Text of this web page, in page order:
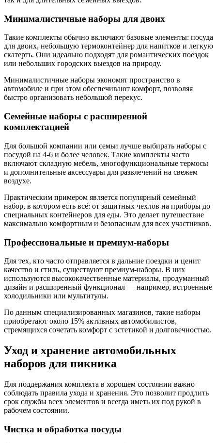
Минималистичные наборы для двоих
Такие комплекты обычно включают базовые элементы: посуда
для двоих, небольшую термоконтейнер для напитков и легкую
скатерть. Они идеально подходят для романтических поездок
или небольших городских выездов на природу.
Минималистичные наборы экономят пространство в
автомобиле и при этом обеспечивают комфорт, позволяя
быстро организовать небольшой перекус.
Семейные наборы с расширенной
комплектацией
Для большой компании или семьи лучше выбирать наборы с
посудой на 4-6 и более человек. Такие комплекты часто
включают складную мебель, многофункциональные термосы
и дополнительные аксессуары для развлечений на свежем
воздухе.
Практическим примером является популярный семейный
набор, в котором есть всё: от защитных чехлов на приборы до
специальных контейнеров для еды. Это делает путешествие
максимально комфортным и безопасным для всех участников.
Профессиональные и премиум-наборы
Для тех, кто часто отправляется в дальние поездки и ценит
качество и стиль, существуют премиум-наборы. В них
используются высококачественные материалы, продуманный
дизайн и расширенный функционал — например, встроенные
холодильники или мультитулы.
По данным специализированных магазинов, такие наборы
приобретают около 15% активных автомобилистов,
стремящихся сочетать комфорт с эстетикой и долговечностью.
Уход и хранение автомобильных
наборов для пикника
Для поддержания комплекта в хорошем состоянии важно
соблюдать правила ухода и хранения. Это позволит продлить
срок службы всех элементов и всегда иметь их под рукой в
рабочем состоянии.
Чистка и обработка посуды